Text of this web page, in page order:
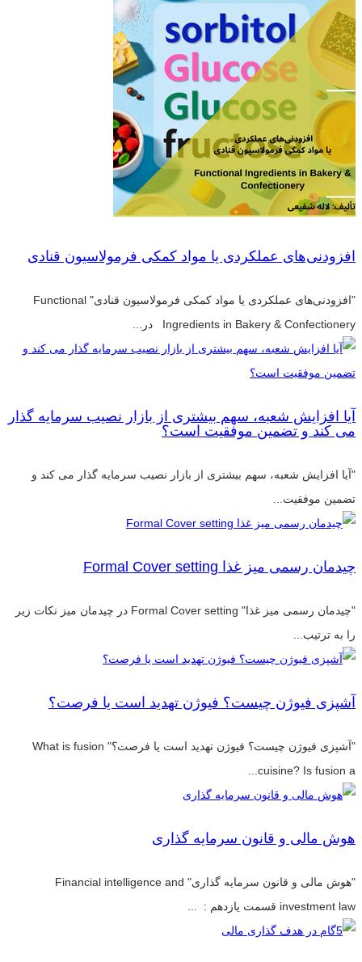
افزودنی‌های عملکردی یا مواد کمکی فرمولاسیون قنادی
"افزودنی‌های عملکردی یا مواد کمکی فرمولاسیون قنادی" Functional
Ingredients in Bakery & Confectionery در...
آیا افزایش شعبه، سهم بیشتری از بازار نصیب سرمایه گذار
می کند و تضمین موفقیت است؟
"آیا افزایش شعبه، سهم بیشتری از بازار نصیب سرمایه گذار می کند و
تضمین موفقیت...
چیدمان رسمی میز غذا Formal Cover setting
"چیدمان رسمی میز غذا" Formal Cover setting در چیدمان میز نکات زیر
را به ترتیب...
آشپزی فیوژن چیست؟ فیوژن تهدید است یا فرصت؟
"آشپزی فیوژن چیست؟ فیوژن تهدید است یا فرصت؟" What is fusion
cuisine? Is fusion a...
هوش مالی و قانون سرمایه گذاری
"هوش مالی و قانون سرمایه گذاری" Financial intelligence and
investment law قسمت یازدهم : ...